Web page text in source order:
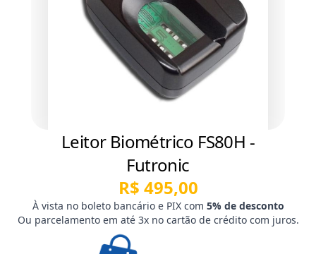
Leitor Biométrico FS80H -
Futronic
R$ 495,00
À vista no boleto bancário e PIX com 5% de desconto
Ou parcelamento em até 3x no cartão de crédito com juros.